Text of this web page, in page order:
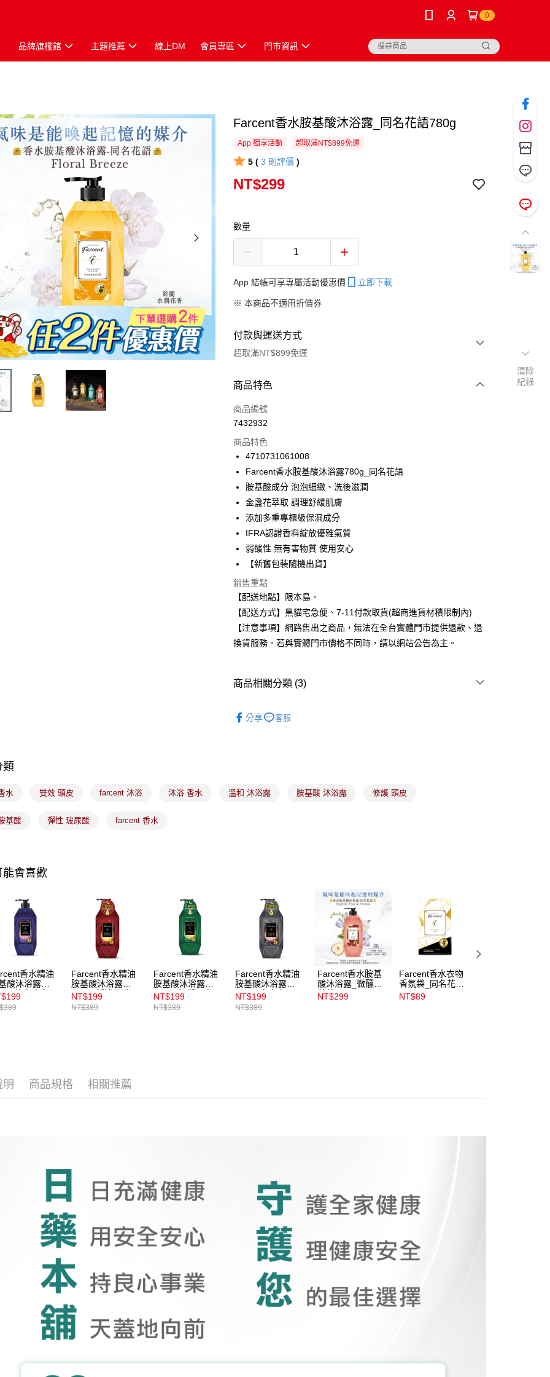
0
品牌旗艦館 主題推薦 線上DM 會員專區 門市資訊
Farcent香水胺基酸沐浴露_同名花語780g
App 獨享活動 超取滿NT$899免運
5 ( 3 則評價 )
NT$299
數量
App 結帳可享專屬活動優惠價 立即下載
※ 本商品不適用折價券
付款與運送方式
超取滿NT$899免運
付款方式
信用卡一次付款
LINE Pay
Apple Pay
街口支付
悠遊付
Google Pay
全盈+PAY
大哥付你分期
相關說明
【大哥付你分期使用說明】
1.本服務由台灣大哥大提供，台灣大哥大用戶可立即使用無須另外申請。
2.付款方式選擇「大哥付你分期」，訂單成立後會自動跳轉到大哥付的交易
流程，驗證手機門號後，選擇欲分期的期數、繳款截止日，確認付款後即
4.訂單成立30分鐘內，如未前往確認交易或遇審核未通過，訂單將自動取
【繳款方式說明】
1.本服務係由「台灣大哥大股份有限公司」（以下簡稱本公司）所提供，讓
ATM付款
全家取貨付款
每筆NT$300，滿NT$3,000(含以上)免運費
付款後門市自取
每筆NT$100，滿NT$399(含以上)免運費
商品特色
商品編號
7432932
商品特色
4710731061008
Farcent香水胺基酸沐浴露780g_同名花語
胺基酸成分 泡泡細緻、洗後滋潤
金盞花萃取 調理舒緩肌膚
添加多重專櫃級保濕成分
IFRA認證香料綻放優雅氣質
弱酸性 無有害物質 使用安心
【新舊包裝隨機出貨】
銷售重點
【配送地點】限本島。
【配送方式】黑貓宅急便、7-11付款取貨(超商進貨材積限制內)
【注意事項】網路售出之商品，無法在全台實體門市提供退款、退
換貨服務。若與實體門市價格不同時，請以網站公告為主。
商品相關分類 (3)
分享 客服
類
水 雙效 頭皮 farcent 沐浴 沐浴 香水 溫和 沐浴露 胺基酸 沐浴露 修護 頭皮
基酸 彈性 玻尿酸 farcent 香水
能會喜歡
香水精油
酸沐浴露
望幽晚安
Farcent香水精油
胺基酸沐浴露
780g_靜謐谷池
NT$199
NT$389
Farcent香水精油
胺基酸沐浴露
780g_舒緩月光
NT$199
NT$389
Farcent香水精油
胺基酸沐浴露
780g_虛實之間
NT$199
NT$389
Farcent香水胺基
酸沐浴露_微醺小
蒼蘭780g
NT$299
Farcent香水衣物
香氛袋_同名花語
10g3入
NT$89
明 商品規格 相關推薦
清除
紀錄